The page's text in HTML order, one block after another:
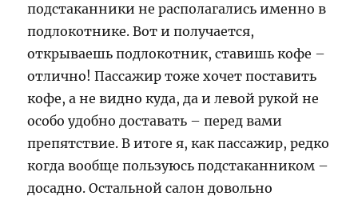
подстаканники не располагались именно в
подлокотнике. Вот и получается,
открываешь подлокотник, ставишь кофе –
отлично! Пассажир тоже хочет поставить
кофе, а не видно куда, да и левой рукой не
особо удобно доставать – перед вами
препятствие. В итоге я, как пассажир, редко
когда вообще пользуюсь подстаканником –
досадно. Остальной салон довольно